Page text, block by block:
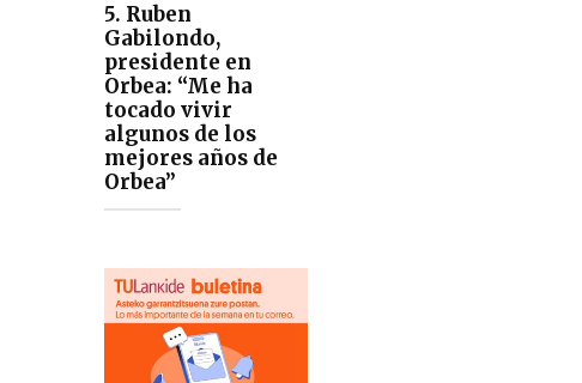
5. Ruben
Gabilondo,
presidente en
Orbea: “Me ha
tocado vivir
algunos de los
mejores años de
Orbea”